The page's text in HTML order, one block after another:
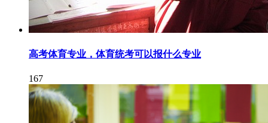
高考体育专业，体育统考可以报什么专业
167